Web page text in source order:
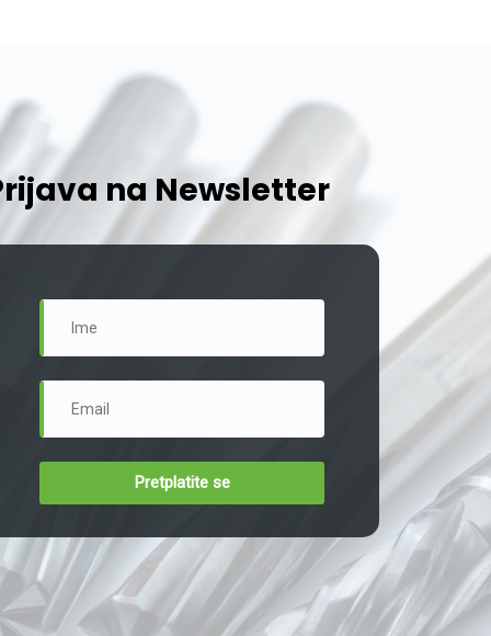
na Newsletter